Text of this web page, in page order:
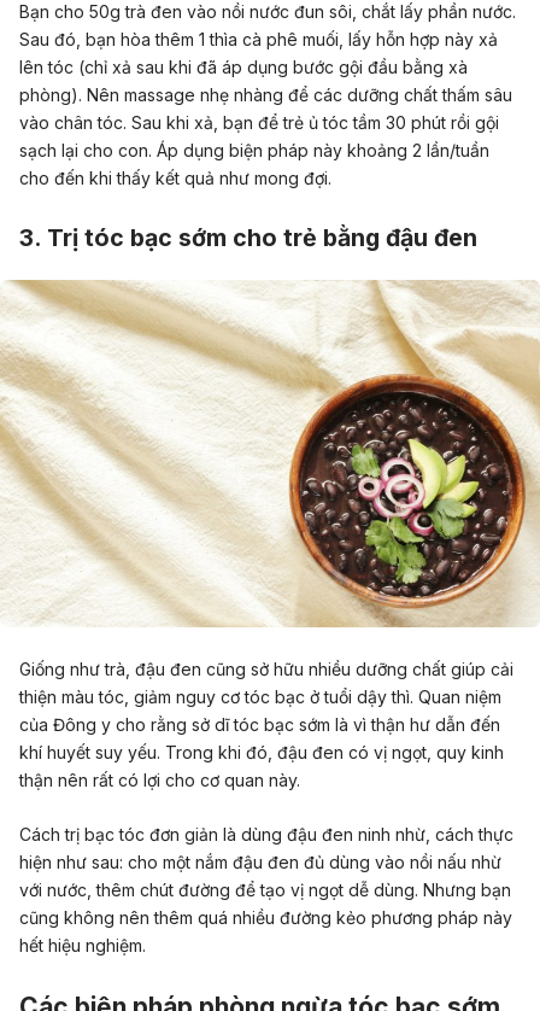
Bạn cho 50g trà đen vào nồi nước đun sôi, chắt lấy phần nước.
Sau đó, bạn hòa thêm 1 thìa cà phê muối, lấy hỗn hợp này xả
lên tóc (chỉ xả sau khi đã áp dụng bước gội đầu bằng xà
phòng). Nên massage nhẹ nhàng để các dưỡng chất thấm sâu
vào chân tóc. Sau khi xả, bạn để trẻ ủ tóc tầm 30 phút rồi gội
sạch lại cho con. Áp dụng biện pháp này khoảng 2 lần/tuần
cho đến khi thấy kết quả như mong đợi.
3. Trị tóc bạc sớm cho trẻ bằng đậu đen
Giống như trà, đậu đen cũng sở hữu nhiều dưỡng chất giúp cải
thiện màu tóc, giảm nguy cơ tóc bạc ở tuổi dậy thì. Quan niệm
của Đông y cho rằng sở dĩ tóc bạc sớm là vì thận hư dẫn đến
khí huyết suy yếu. Trong khi đó, đậu đen có vị ngọt, quy kinh
thận nên rất có lợi cho cơ quan này.
Cách trị bạc tóc đơn giản là dùng đậu đen ninh nhừ, cách thực
hiện như sau: cho một nắm đậu đen đủ dùng vào nồi nấu nhừ
với nước, thêm chút đường để tạo vị ngọt dễ dùng. Nhưng bạn
cũng không nên thêm quá nhiều đường kẻo phương pháp này
hết hiệu nghiệm.